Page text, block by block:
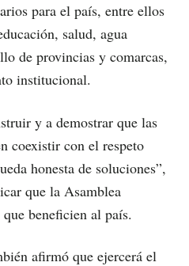
para el país, entre ellos
salud, agua
de provincias y comarcas,
institucional.
y a demostrar que las
coexistir con el respeto
honesta de soluciones”,
que la Asamblea
beneficien al país.
afirmó que ejercerá el